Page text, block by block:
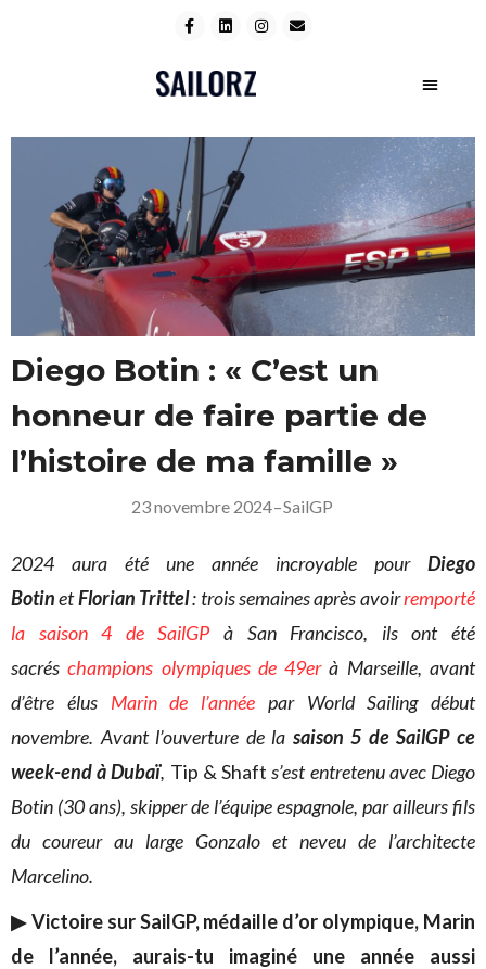
Diego Botin : « C’est un
honneur de faire partie de
l’histoire de ma famille »
23 novembre 2024–SailGP
2024 aura été une année incroyable pour Diego
BotinetFlorian Trittel: trois semaines après avoirremporté
la saison 4 de SailGPà San Francisco, ils ont été
sacréschampions olympiques de 49erà Marseille, avant
d’être élus Marin de l’année par World Sailing début
novembre. Avant l’ouverture de la saison 5 de SailGP ce
week-end à Dubaï, Tip & Shaft s’est entretenu avec Diego
Botin (30 ans), skipper de l’équipe espagnole, par ailleurs fils
du coureur au large Gonzalo et neveu de l’architecte
Marcelino.
▶ Victoire sur SailGP, médaille d’or olympique, Marin
de l’année, aurais-tu imaginé une année aussi